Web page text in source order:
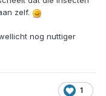
zelf.
nog nuttiger
1